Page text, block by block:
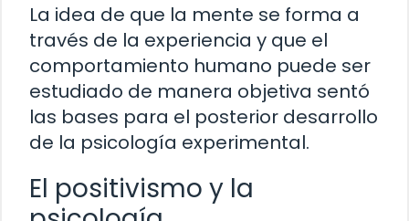
La idea de que la mente se forma a
través de la experiencia y que el
comportamiento humano puede ser
estudiado de manera objetiva sentó
las bases para el posterior desarrollo
de la psicología experimental.
El positivismo y la